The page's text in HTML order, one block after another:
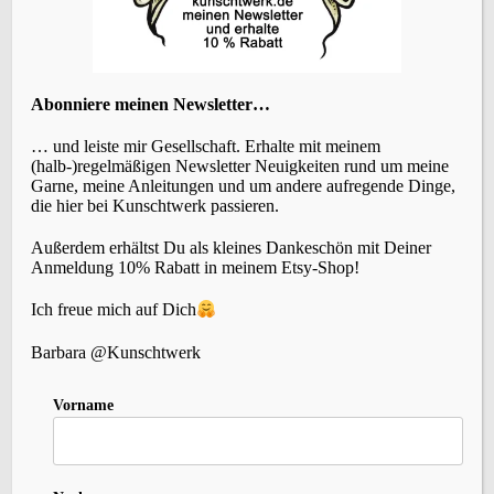
überprüft. Rechtswidrige Inhalte waren zum
Zeitpunkt der Verlinkung nicht erkennbar. Eine
einer Rechtsverletzung nicht zumutbar. Bei
Bekanntwerden von Rechtsverletzungen werden
wir derartige Links umgehend entfernen.
Urheberrecht
Die durch die Seitenbetreiber erstellten Inhalte
deutschen Urheberrecht. Die Vervielfältigung,
Verwertung außerhalb der Grenzen des
Abonniere meinen Newsletter…
… und leiste mir Gesellschaft. Erhalte mit meinem
(halb-)regelmäßigen Newsletter Neuigkeiten rund um meine
Garne, meine Anleitungen und um andere aufregende Dinge,
die hier bei Kunschtwerk passieren.
Außerdem erhältst Du als kleines Dankeschön mit Deiner
Anmeldung 10% Rabatt in meinem Etsy-Shop!
Ich freue mich auf Dich
Barbara @Kunschtwerk
Vorname